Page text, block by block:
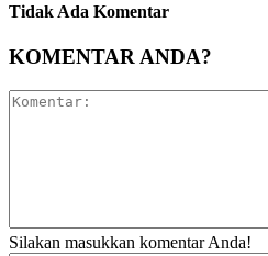
Tidak Ada Komentar
KOMENTAR ANDA?
Silakan masukkan komentar Anda!